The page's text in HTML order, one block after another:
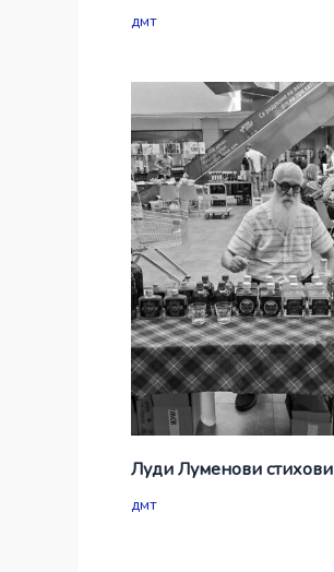
дмт
Луди Луменови стихови
дмт